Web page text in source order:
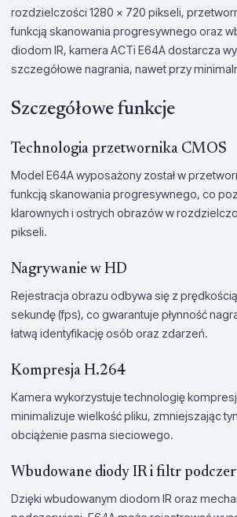
rozdzielczości 1280 x 720 pikseli,
funkcją skanowania progresywnego oraz
diodom IR, kamera ACTi E64A dostarcza
szczegółowe nagrania, nawet przy
Szczegółowe funkcje
Technologia przetwornika CMOS
Model E64A wyposażony został w
funkcją skanowania progresywnego, co
klarownych i ostrych obrazów w
pikseli.
Nagrywanie w HD
Rejestracja obrazu odbywa się z
sekundę (fps), co gwarantuje płynność
łatwą identyfikację osób oraz zdarzeń.
Kompresja H.264
Kamera wykorzystuje technologię
minimalizuje wielkość pliku, zmniejszając
obciążenie pasma sieciowego.
Wbudowane diody IR i filtr
Dzięki wbudowanym diodom IR oraz